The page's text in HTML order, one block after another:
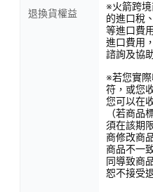
退換貨權益
※火箭跨
的進口稅
等進口費
進口費用
諮詢及協
※若您實
符，或您
您可以在
（若商品
須在該期
商修改商
商品不一
同導致商
恕不接受